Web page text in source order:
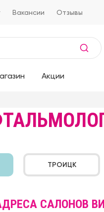
Вакансии Отзывы
Акции
ТРОИЦК
САЛОНОВ